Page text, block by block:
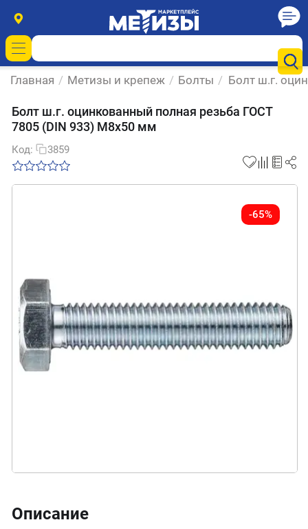
Главная / Метизы и крепеж / Болты / Болт ш.г.
Болт ш.г. оцинкованный полная резьба ГОСТ
7805 (DIN 933) М8х50 мм
Код: 3859
-65%
Описание